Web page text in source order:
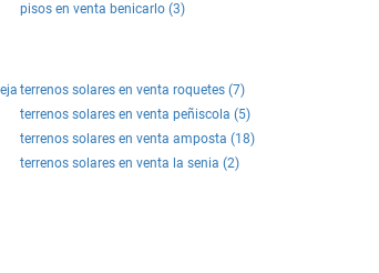
pisos en venta benicarlo (3)
terrenos solares en venta roquetes (7)
terrenos solares en venta peñiscola (5)
terrenos solares en venta amposta (18)
terrenos solares en venta la senia (2)